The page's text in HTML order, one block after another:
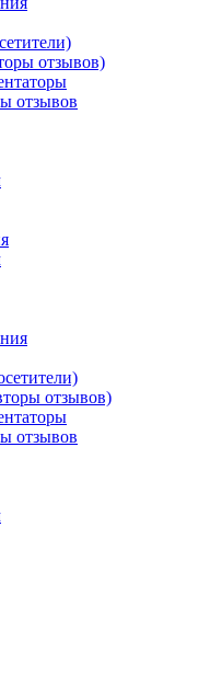
отзывов)
отзывов
отзывов)
отзывов